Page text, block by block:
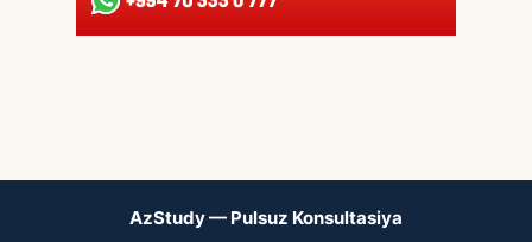
AzStudy — Pulsuz Konsultasiya